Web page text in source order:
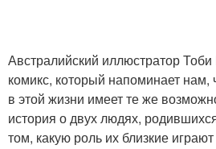
Австралийский иллюстратор
комикс, который напоминает нам,
в этой жизни имеет те же
история о двух людях,
том, какую роль их близкие